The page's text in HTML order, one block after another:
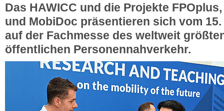
Das HAWICC und die Projekte
und MobiDoc präsentieren sich vom
auf der Fachmesse des weltweit
öffentlichen Personennahverkehr.